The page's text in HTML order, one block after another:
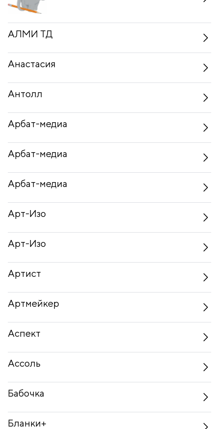
АЛМИ ТД
Анастасия
Антолл
Арбат-медиа
Арбат-медиа
Арбат-медиа
Арт-Изо
Арт-Изо
Артист
Артмейкер
Аспект
Ассоль
Бабочка
Бланки+